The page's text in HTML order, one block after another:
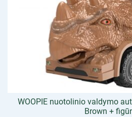
WOOPIE nuotolinio valdymo
Brown +